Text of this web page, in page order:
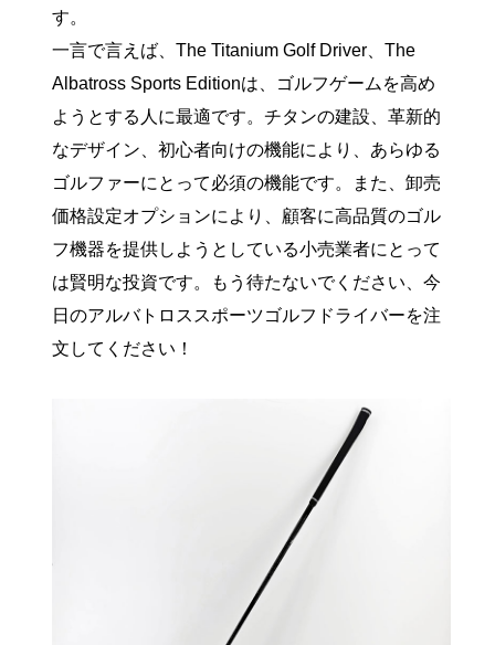
す。
一言で言えば、The Titanium Golf Driver、The
Albatross Sports Editionは、ゴルフゲームを高め
ようとする人に最適です。チタンの建設、革新的
なデザイン、初心者向けの機能により、あらゆる
ゴルファーにとって必須の機能です。また、卸売
価格設定オプションにより、顧客に高品質のゴル
フ機器を提供しようとしている小売業者にとって
は賢明な投資です。もう待たないでください、今
日のアルバトロススポーツゴルフドライバーを注
文してください！